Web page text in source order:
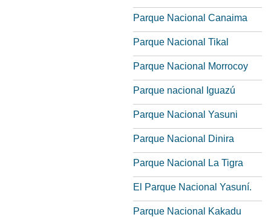
Parque Nacional Canaima
Parque Nacional Tikal
Parque Nacional Morrocoy
Parque nacional Iguazú
Parque Nacional Yasuni
Parque Nacional Dinira
Parque Nacional La Tigra
El Parque Nacional Yasuní.
Parque Nacional Kakadu